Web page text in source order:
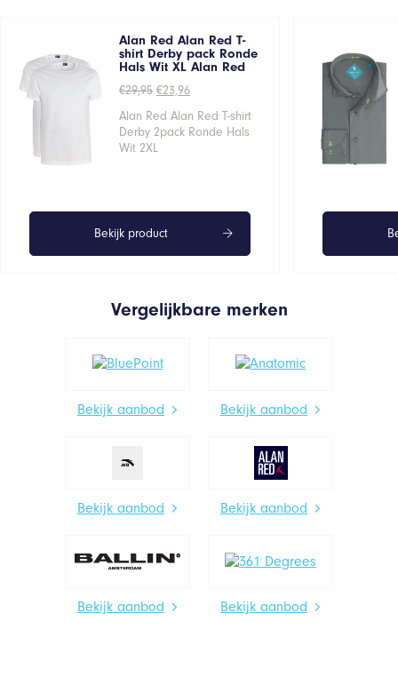
Alan Red Alan Red T-
shirt Derby pack Ronde
Hals Wit XL Alan Red
€29,95 Oorspronkelijke
was:
€29,95.
€23,96Huidige
is:
€23,96.
Alan Red Alan Red T-shirt
Derby 2pack Ronde Hals
Wit 2XL
Bekijk product
Vergelijkbare merken
Bekijk aanbod Bekijk aanbod
Bekijk aanbod Bekijk aanbod
Bekijk aanbod Bekijk aanbod